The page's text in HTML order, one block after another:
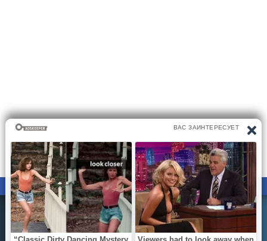
ПРАВООБЛАДАТЕЛЯМ ПОЛИТИКА КОНФИДЕНЦИАЛЬНОСТИ
Все материалы на сайте размещаются его пользователями.
Администратор сайта не несёт ответственности за
действия пользователей сайта..